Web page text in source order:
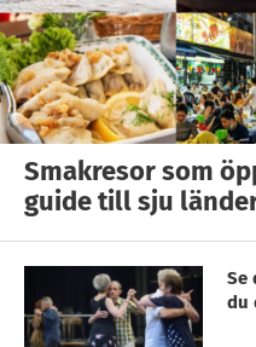
Smakresor som
guide till sju
Se
du